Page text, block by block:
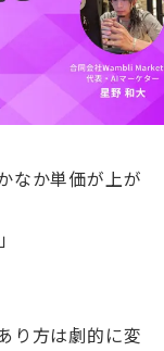
なか単価が上が
り方は劇的に変